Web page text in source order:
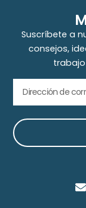
Suscríbete a
consejos,